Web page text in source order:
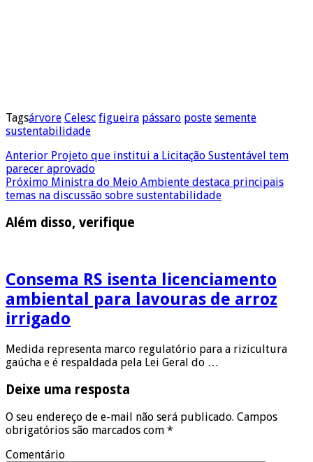
Tagsárvore Celesc figueira pássaro poste semente
sustentabilidade
Anterior Projeto que institui a Licitação Sustentável tem
parecer aprovado
Próximo Ministra do Meio Ambiente destaca principais
temas na discussão sobre sustentabilidade
Além disso, verifique
Consema RS isenta licenciamento
ambiental para lavouras de arroz
irrigado
Medida representa marco regulatório para a rizicultura
gaúcha e é respaldada pela Lei Geral do …
Deixe uma resposta
O seu endereço de e-mail não será publicado. Campos
obrigatórios são marcados com *
Comentário